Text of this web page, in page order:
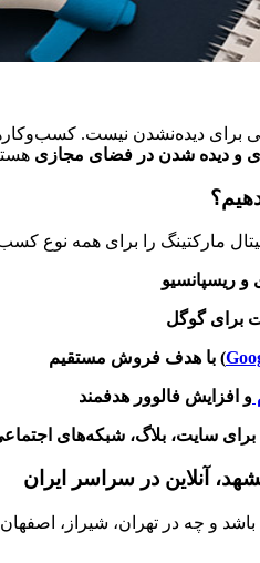
برای دیده‌نشدن نیست.
و دیده شدن در فضای مجازی
مارکتینگ را برای همه نوع
و ریسپانسیو
برایگوگل
با هدف فروش مستقیم
و افزایش فالوور هدفمند
برای سایت، بلاگ، شبکه‌های
آنلاین در سراسر ایران
باشد و چه در تهران، شیراز، اصفهان